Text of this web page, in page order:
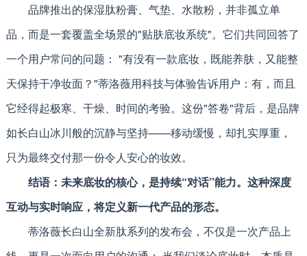
品牌推出的保湿肽粉膏、气垫、水散粉，并非孤立单
品，而是一套覆盖全场景的"贴肤底妆系统"。它们共同回答了
一个用户常问的问题： "有没有一款底妆，既能养肤，又能整
天保持干净妆面？"蒂洛薇用科技与体验告诉用户：有，而且
它经得起极寒、干燥、时间的考验。这份"答卷"背后，是品牌
如长白山冰川般的沉静与坚持——移动缓慢，却扎实厚重，
只为最终交付那一份令人安心的妆效。
结语：未来底妆的核心，是持续“对话”能力。这种深度
互动与实时响应，将定义新一代产品的形态。
蒂洛薇长白山全新肽系列的发布会，不仅是一次产品上